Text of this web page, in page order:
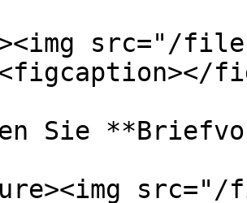
src="/files/
Sie